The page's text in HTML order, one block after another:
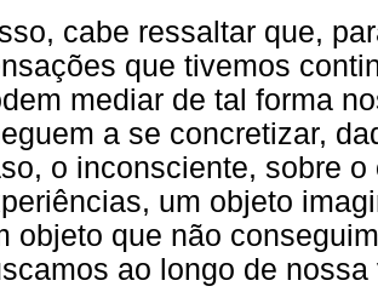
cabe ressaltar que,
que tivemos
mediar de tal forma
a se concretizar,
o inconsciente, sobre
um objeto
objeto que não
ao longo de